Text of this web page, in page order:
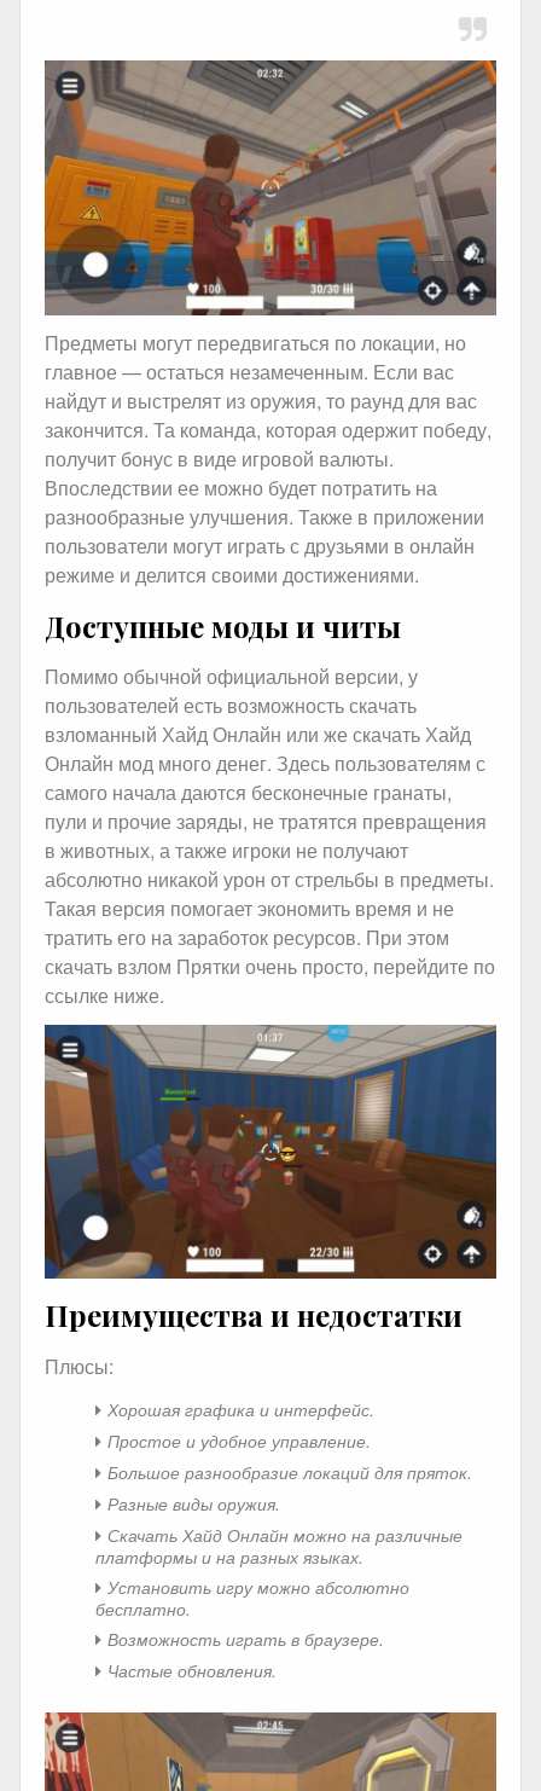
Предметы могут передвигаться по локации, но
главное — остаться незамеченным. Если вас
найдут и выстрелят из оружия, то раунд для вас
закончится. Та команда, которая одержит победу,
получит бонус в виде игровой валюты.
Впоследствии ее можно будет потратить на
разнообразные улучшения. Также в приложении
пользователи могут играть с друзьями в онлайн
режиме и делится своими достижениями.
Доступные моды и читы
Помимо обычной официальной версии, у
пользователей есть возможность скачать
взломанный Хайд Онлайн или же скачать Хайд
Онлайн мод много денег. Здесь пользователям с
самого начала даются бесконечные гранаты,
пули и прочие заряды, не тратятся превращения
в животных, а также игроки не получают
абсолютно никакой урон от стрельбы в предметы.
Такая версия помогает экономить время и не
тратить его на заработок ресурсов. При этом
скачать взлом Прятки очень просто, перейдите по
ссылке ниже.
Преимущества и недостатки
Плюсы:
Хорошая графика и интерфейс.
Простое и удобное управление.
Большое разнообразие локаций для пряток.
Разные виды оружия.
Скачать Хайд Онлайн можно на различные
платформы и на разных языках.
Установить игру можно абсолютно
бесплатно.
Возможность играть в браузере.
Частые обновления.